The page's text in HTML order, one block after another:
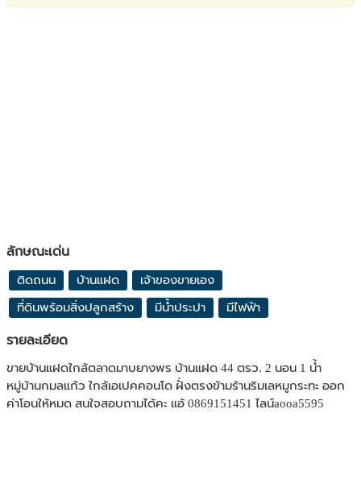
ลักษณะเด่น
ติดถนน บ้านแฝด เจ้าของขายเอง
ที่ดินพร้อมสิ่งปลูกสร้าง มีน้ำประปา มีไฟฟ้า
รายละเอียด
ขายบ้านแฝดใกล้ตลาดมาบยางพร บ้านแฝด 44 ตรว. 2 นอน 1 น้ำ
หมู่บ้านกมลแก้ว ใกล้เอเปคคอนโด ฝั่งตรงข้ามร้านริมเลหมูกระทะ ออก
ค่าโอนให้หมด สนใจสอบถามได้คะ แอ้ 0869151451 ไลน์aooa5595